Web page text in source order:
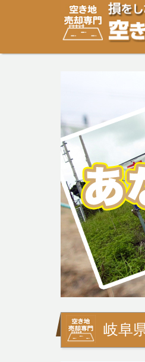
空き地・土地の「売
り安めの売却金額と
岐阜